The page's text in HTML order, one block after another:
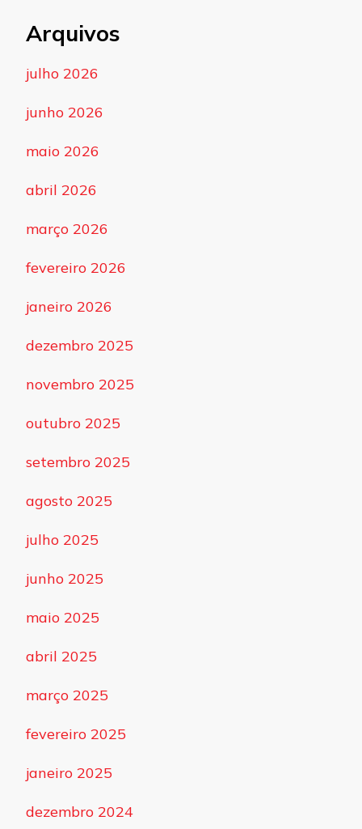
Arquivos
julho 2026
junho 2026
maio 2026
abril 2026
março 2026
fevereiro 2026
janeiro 2026
dezembro 2025
novembro 2025
outubro 2025
setembro 2025
agosto 2025
julho 2025
junho 2025
maio 2025
abril 2025
março 2025
fevereiro 2025
janeiro 2025
dezembro 2024